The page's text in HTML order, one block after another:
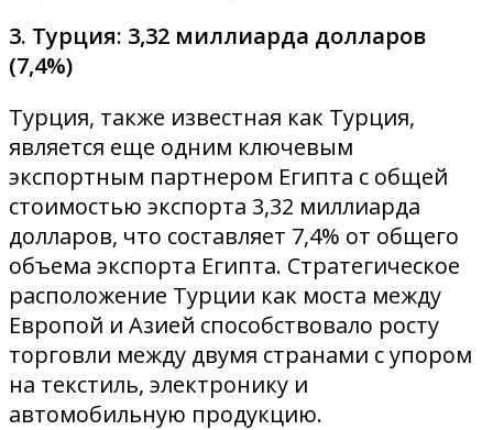
3. Турция: 3,32 миллиарда долларов
(7,4%)
Турция, также известная как Турция,
является еще одним ключевым
экспортным партнером Египта с общей
стоимостью экспорта 3,32 миллиарда
долларов, что составляет 7,4% от общего
объема экспорта Египта. Стратегическое
расположение Турции как моста между
Европой и Азией способствовало росту
торговли между двумя странами с упором
на текстиль, электронику и
автомобильную продукцию.